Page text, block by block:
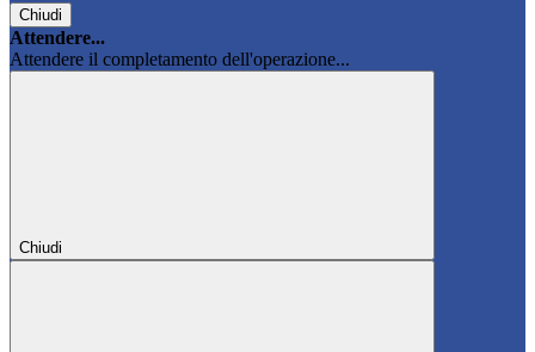
Chiudi
Attendere...
Attendere il completamento dell'operazione...
Chiudi